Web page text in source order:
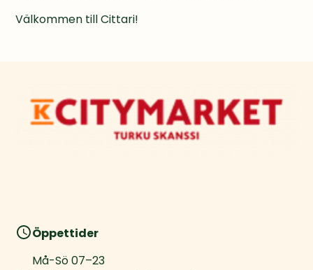
Välkommen till Cittari!
Öppettider
Må-Sö07–23